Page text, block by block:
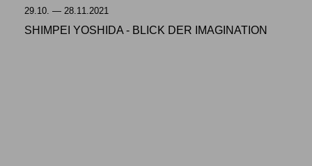
29.10. — 28.11.2021
SHIMPEI YOSHIDA - BLICK DER IMAGINATION